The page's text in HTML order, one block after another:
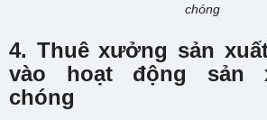
chóng
4. Thuê xưởng sản
vào hoạt động sản
chóng